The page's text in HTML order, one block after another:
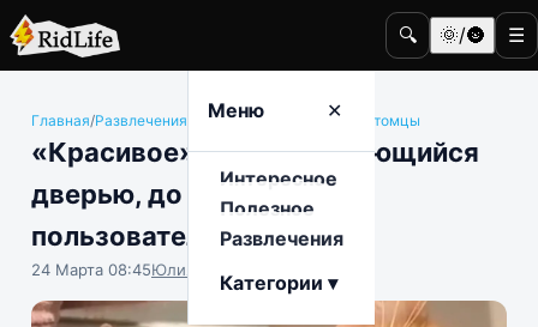
🔍 🌞/🌚 ☰
Меню ✕
Интересное
Полезное
Развлечения
Категории ▾
Главная/Развлечения Животные и домашние питомцы
«Красивое»: котик, любующийся
дверью, до слез уморил
пользователей соцсетей
24 Марта 08:45Юлия Крофто